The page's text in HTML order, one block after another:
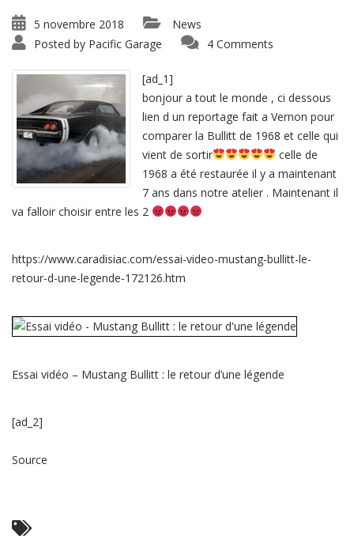
5 novembre 2018
News
Posted by Pacific Garage 4 Comments
[ad_1]
bonjour a tout le monde , ci dessous
lien d un reportage fait a Vernon pour
comparer la Bullitt de 1968 et celle qui
vient de sortir
celle de
1968 a été restaurée il y a maintenant
7 ans dans notre atelier . Maintenant il
va falloir choisir entre les 2
https://www.caradisiac.com/essai-video-mustang-bullitt-le-
retour-d-une-legende-172126.htm
Essai vidéo – Mustang Bullitt : le retour d’une légende
[ad_2]
Source